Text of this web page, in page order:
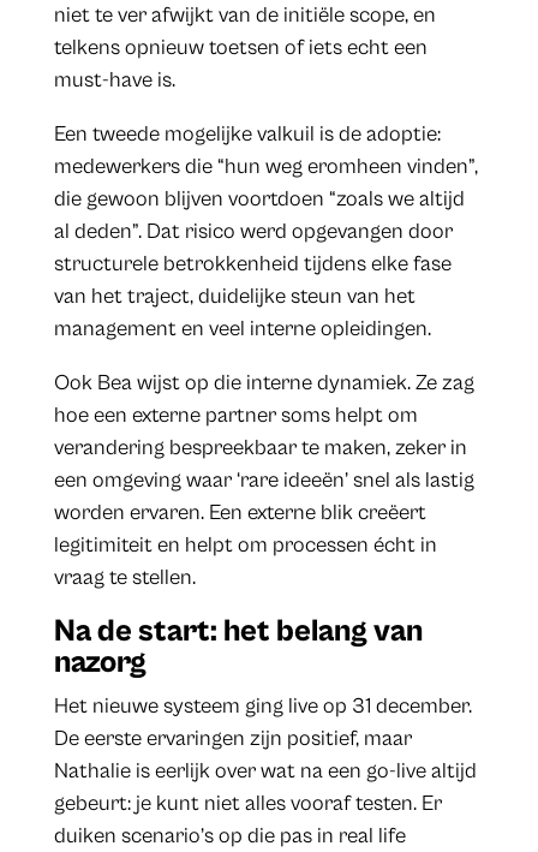
niet te ver afwijkt van de initiële scope, en
telkens opnieuw toetsen of iets echt een
must-have is.
Een tweede mogelijke valkuil is de adoptie:
medewerkers die “hun weg eromheen vinden”,
die gewoon blijven voortdoen “zoals we altijd
al deden”. Dat risico werd opgevangen door
structurele betrokkenheid tijdens elke fase
van het traject, duidelijke steun van het
management en veel interne opleidingen.
Ook Bea wijst op die interne dynamiek. Ze zag
hoe een externe partner soms helpt om
verandering bespreekbaar te maken, zeker in
een omgeving waar ‘rare ideeën’ snel als lastig
worden ervaren. Een externe blik creëert
legitimiteit en helpt om processen écht in
vraag te stellen.
Na de start: het belang van
nazorg
Het nieuwe systeem ging live op 31 december.
De eerste ervaringen zijn positief, maar
Nathalie is eerlijk over wat na een go-live altijd
gebeurt: je kunt niet alles vooraf testen. Er
duiken scenario’s op die pas in real life